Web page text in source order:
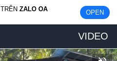
TRÊNZALO OA OPEN
VIDEO